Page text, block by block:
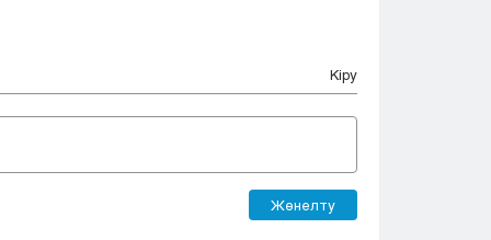
Кіру
Жөнелту